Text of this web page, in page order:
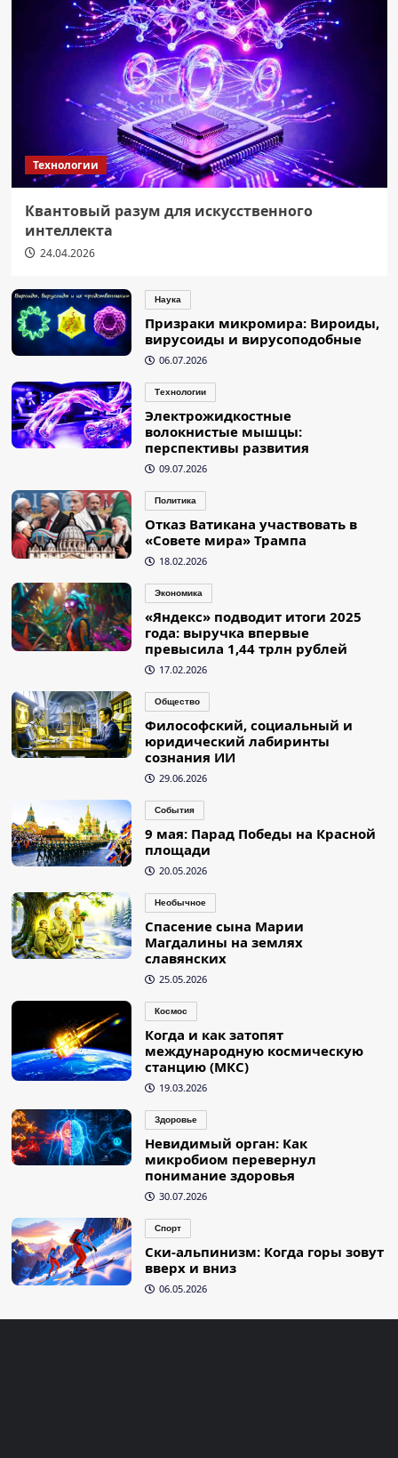
Технологии
Квантовый разум для искусственного
интеллекта
24.04.2026
Наука
Призраки микромира: Вироиды,
вирусоиды и вирусоподобные
06.07.2026
Технологии
Электрожидкостные
волокнистые мышцы:
перспективы развития
09.07.2026
Политика
Отказ Ватикана участвовать в
«Совете мира» Трампа
18.02.2026
Экономика
«Яндекс» подводит итоги 2025
года: выручка впервые
превысила 1,44 трлн рублей
17.02.2026
Общество
Философский, социальный и
юридический лабиринты
сознания ИИ
29.06.2026
События
9 мая: Парад Победы на Красной
площади
20.05.2026
Необычное
Спасение сына Марии
Магдалины на землях
славянских
25.05.2026
Космос
Когда и как затопят
международную космическую
станцию (МКС)
19.03.2026
Здоровье
Невидимый орган: Как
микробиом перевернул
понимание здоровья
30.07.2026
Спорт
Ски-альпинизм: Когда горы зовут
вверх и вниз
06.05.2026